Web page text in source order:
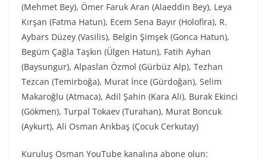
(Mehmet Bey), Ömer Faruk Aran (Alaeddin Bey), Leya
Kırşan (Fatma Hatun), Ecem Sena Bayır (Holofira), R.
Aybars Düzey (Vasilis), Belgin Şimşek (Gonca Hatun),
Begüm Çağla Taşkın (Ülgen Hatun), Fatih Ayhan
(Baysungur), Alpaslan Özmol (Gürbüz Alp), Tezhan
Tezcan (Temirboğa), Murat İnce (Gürdoğan), Selim
Makaroğlu (Atmaca), Adil Şahin (Kara Ali), Burak Ekinci
(Gökmen), Turpal Tokaev (Turahan), Murat Boncuk
(Aykurt), Ali Osman Arıkbaş (Çocuk Cerkutay)
Kuruluş Osman YouTube kanalına abone olun: